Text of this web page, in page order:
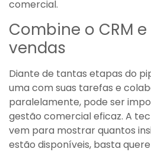
comercial.
Combine o CRM
vendas
Diante de tantas etapas do
uma com suas tarefas e
paralelamente, pode ser
gestão comercial eficaz. A
vem para mostrar quantos
estão disponíveis, basta